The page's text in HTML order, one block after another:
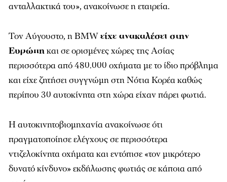
ανταλλακτικά του», ανακοίνωσε η εταιρεία.
Τον Αύγουστο, η BMWείχε ανακαλέσει στην
Ευρώπηκαι σε ορισμένες χώρες της Ασίας
περισσότερα από 480.000 οχήματα με το ίδιο πρόβλημα
και είχε ζητήσει συγγνώμη στη Νότια Κορέα καθώς
περίπου 30 αυτοκίνητα στη χώρα είχαν πάρει φωτιά.
Η αυτοκινητοβιομηχανία ανακοίνωσε ότι
πραγματοποίησε ελέγχους σε περισσότερα
ντιζελοκίνητα οχήματα και εντόπισε «τον μικρότερο
δυνατό κίνδυνο» εκδήλωσης φωτιάς σε κάποια από